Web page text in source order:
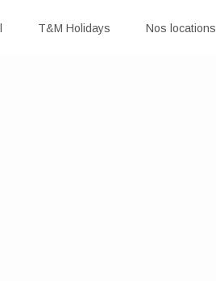
T&M Holidays Nos locations